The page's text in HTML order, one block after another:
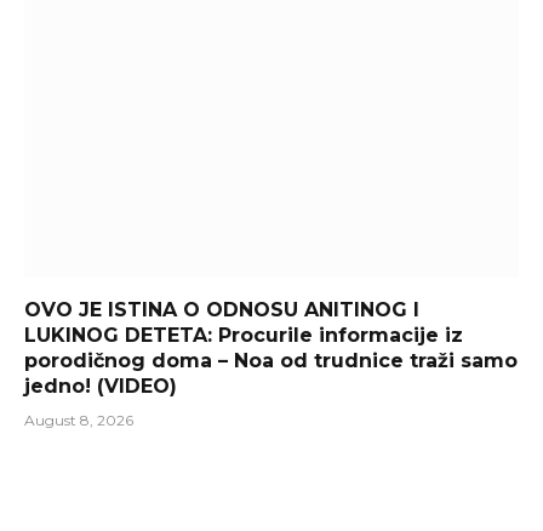
OVO JE ISTINA O ODNOSU ANITINOG I
LUKINOG DETETA: Procurile informacije iz
porodičnog doma – Noa od trudnice traži samo
jedno! (VIDEO)
August 8, 2026